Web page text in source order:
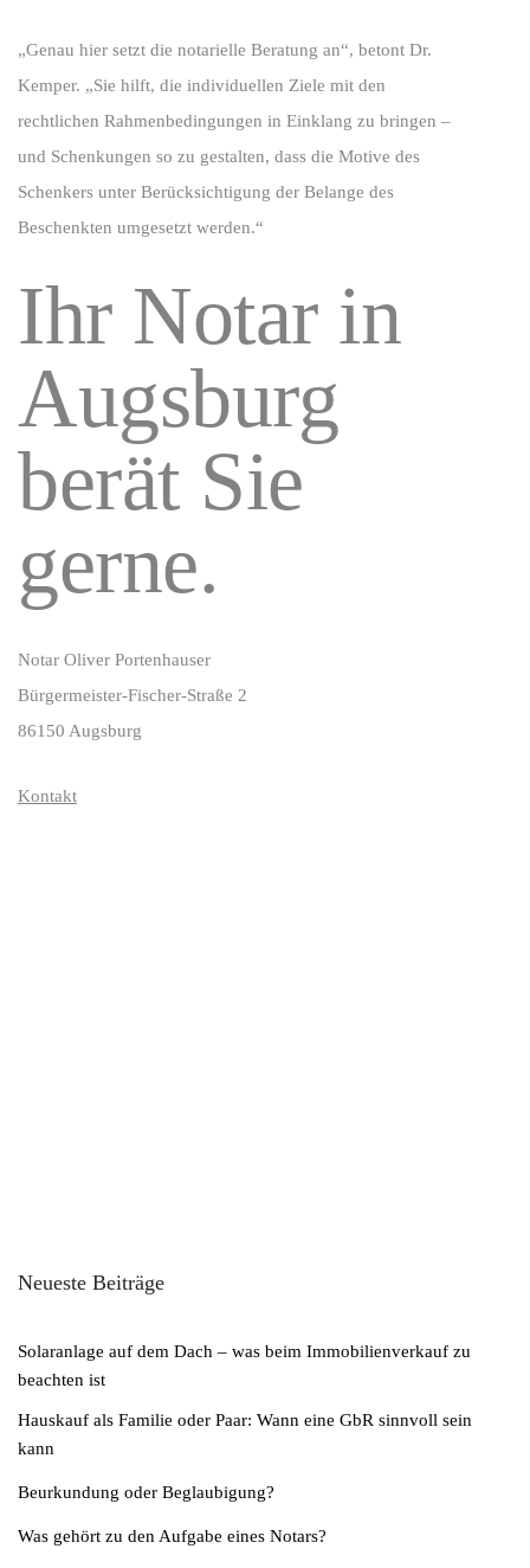
„Genau hier setzt die notarielle Beratung an“, betont Dr.
Kemper. „Sie hilft, die individuellen Ziele mit den
rechtlichen Rahmenbedingungen in Einklang zu bringen –
und Schenkungen so zu gestalten, dass die Motive des
Schenkers unter Berücksichtigung der Belange des
Beschenkten umgesetzt werden.“
Ihr Notar in
Augsburg
berät Sie
gerne.
Notar Oliver Portenhauser
Bürgermeister-Fischer-Straße 2
86150 Augsburg
Kontakt
Neueste Beiträge
Solaranlage auf dem Dach – was beim Immobilienverkauf zu
beachten ist
Hauskauf als Familie oder Paar: Wann eine GbR sinnvoll sein
kann
Beurkundung oder Beglaubigung?
Was gehört zu den Aufgabe eines Notars?